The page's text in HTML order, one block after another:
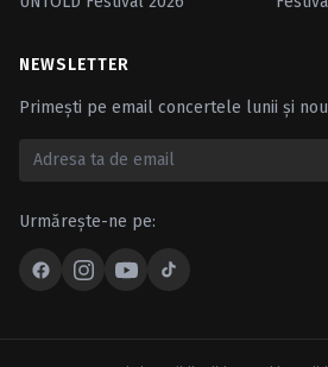
NEWSLETTER
Primești pe email concertele lunii și
Urmărește-ne pe: